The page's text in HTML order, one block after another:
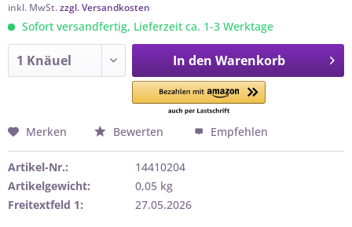
inkl. MwSt.zzgl. Versandkosten
Sofort versandfertig, Lieferzeit ca. 1-3 Werktage
In den Warenkorb
Merken Bewerten Empfehlen
Artikel-Nr.:
14410204
Artikelgewicht:
0,05 kg
Freitextfeld 1:
27.05.2026